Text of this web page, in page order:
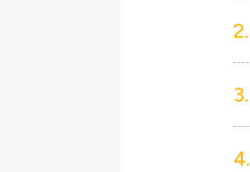
2.
3.
4.